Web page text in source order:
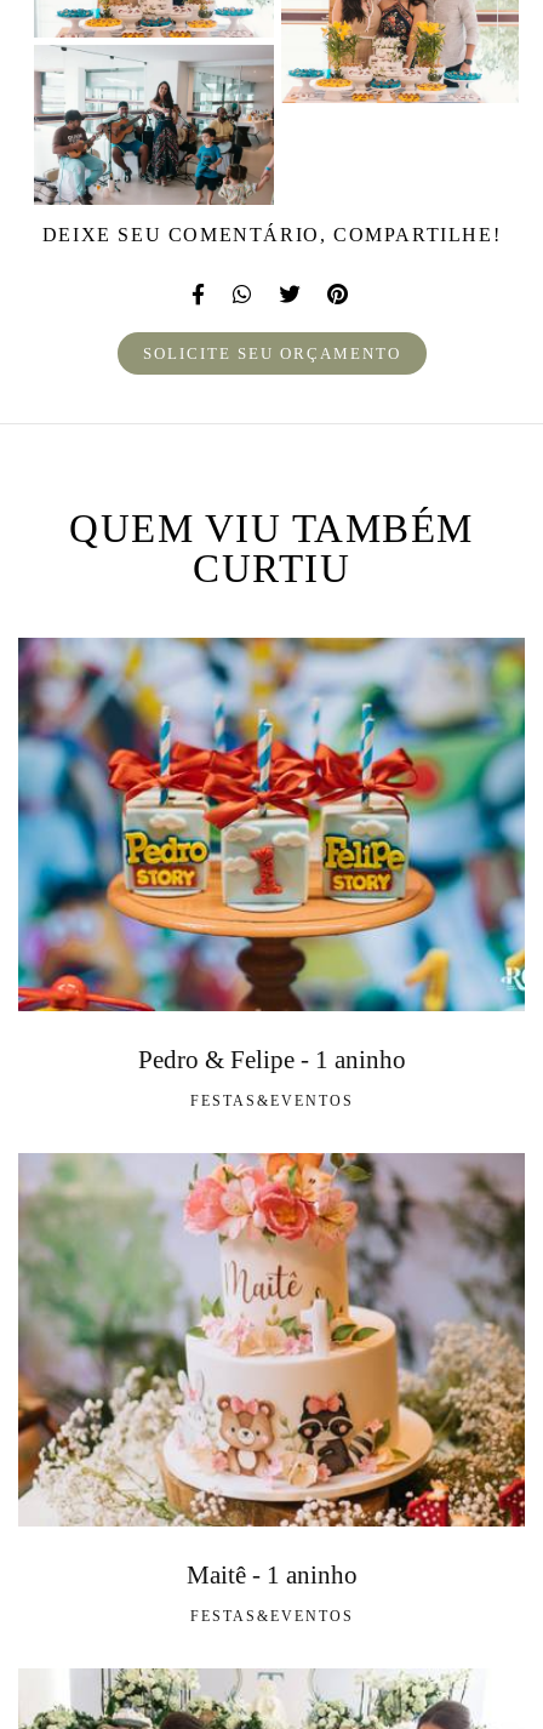
DEIXE SEU COMENTÁRIO, COMPARTILHE!
SOLICITE SEU ORÇAMENTO
QUEM VIU TAMBÉM
CURTIU
Pedro & Felipe - 1 aninho
FESTAS&EVENTOS
Maitê - 1 aninho
FESTAS&EVENTOS